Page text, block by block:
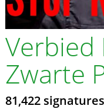
Verbied
Zwarte
81,422 signatures